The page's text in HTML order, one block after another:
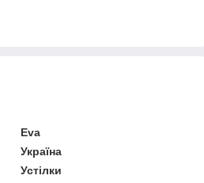
Eva
Україна
Устілки